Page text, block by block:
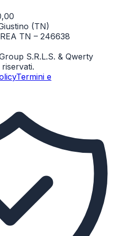
(TN)
TN – 246638
S.R.L.S. & Qwerty
Termini e